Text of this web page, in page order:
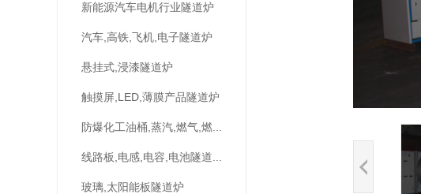
新能源汽车电机行业隧道炉
汽车,高铁,飞机,电子隧道炉
悬挂式,浸漆隧道炉
触摸屏,LED,薄膜产品隧道炉
防爆化工油桶,蒸汽,燃气,燃...
线路板,电感,电容,电池隧道...
玻璃,太阳能板隧道炉